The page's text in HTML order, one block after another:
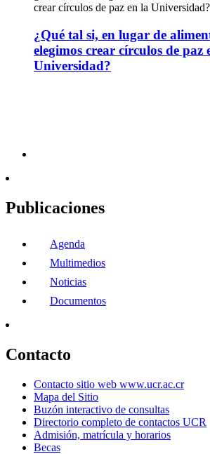
crear círculos de paz en la Universidad?
¿Qué tal si, en lugar de
elegimos crear círculos de paz
Universidad?
Publicaciones
Agenda
Multimedios
Noticias
Documentos
Contacto
Contacto sitio web www.ucr.ac.cr
Mapa del Sitio
Buzón interactivo de consultas
Directorio completo de contactos UCR
Admisión, matrícula y horarios
Becas